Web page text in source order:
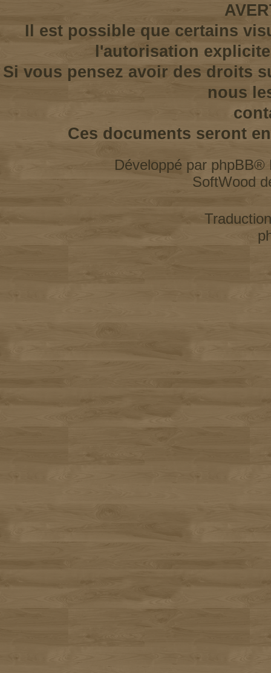
Il est possible que certains
l'autorisation
Si vous pensez avoir des droits
nous
Ces documents seront
Développé par phpBB®
SoftWood